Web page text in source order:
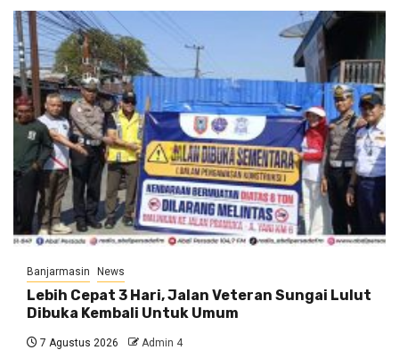
Banjarmasin News
Lebih Cepat 3 Hari, Jalan Veteran Sungai Lulut
Dibuka Kembali Untuk Umum
7 Agustus 2026 Admin 4